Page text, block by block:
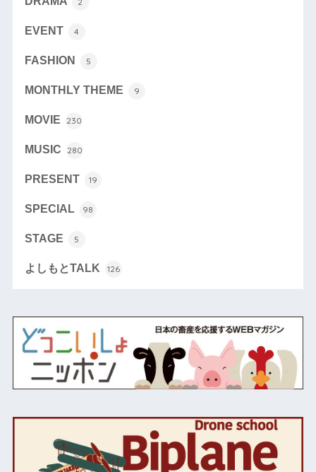
EVENT 4
FASHION 5
MONTHLY THEME 9
MOVIE 230
MUSIC 280
PRESENT 19
SPECIAL 98
STAGE 5
よしもとTALK 126